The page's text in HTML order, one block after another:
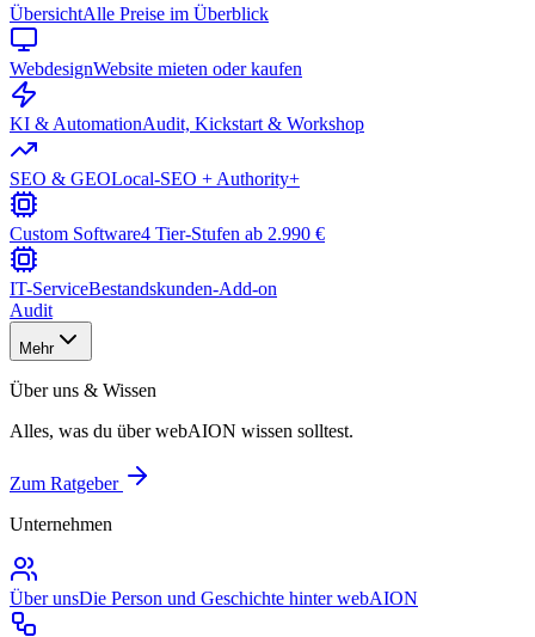
ÜbersichtAlle Preise im Überblick
WebdesignWebsite mieten oder kaufen
KI & AutomationAudit, Kickstart & Workshop
SEO & GEOLocal-SEO + Authority+
Custom Software4 Tier-Stufen ab 2.990 €
IT-ServiceBestandskunden-Add-on
Audit
Mehr
Über uns & Wissen
Alles, was du über webAION wissen solltest.
Zum Ratgeber
Unternehmen
Über unsDie Person und Geschichte hinter webAION